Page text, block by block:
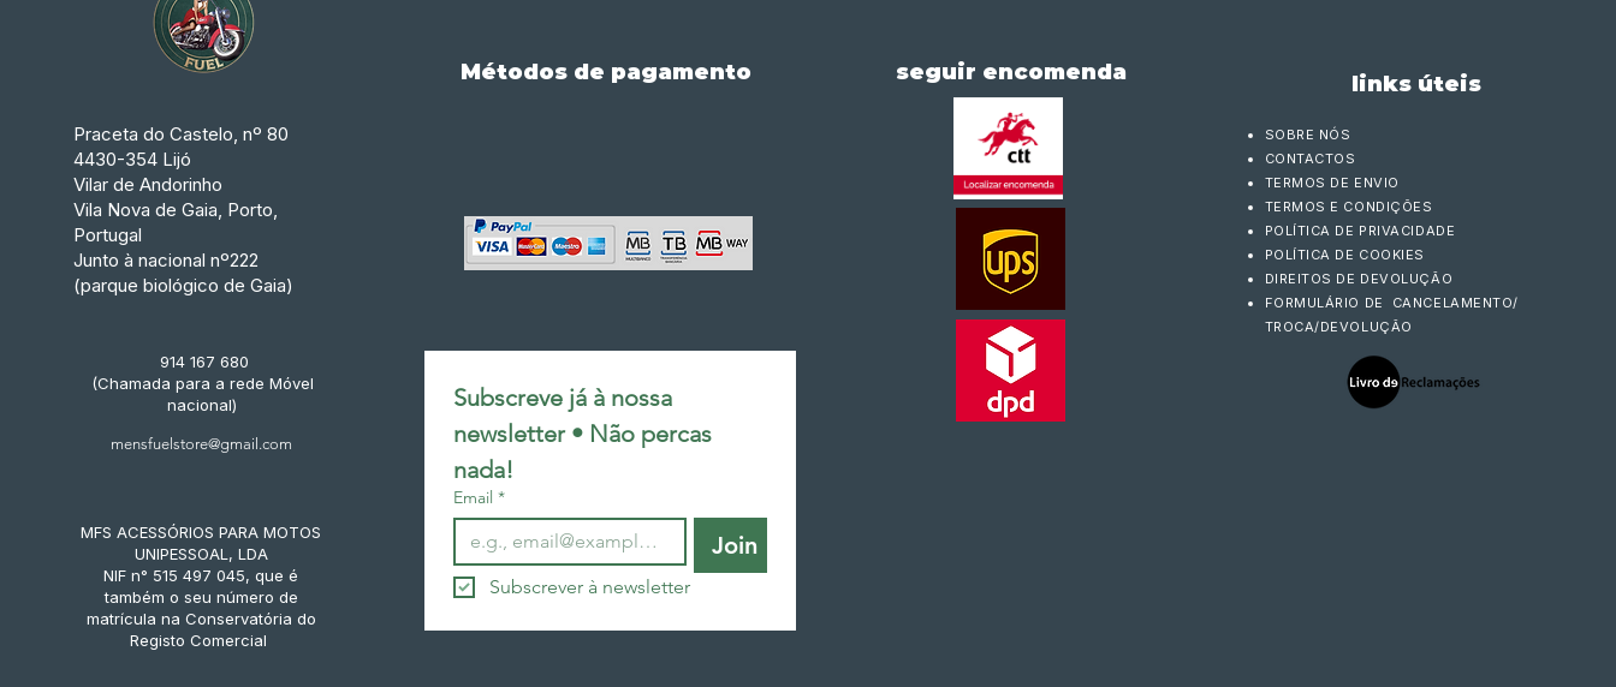
Praceta do Castelo, nº 80
4430-354 Lijó
Vilar de Andorinho
Vila Nova de Gaia, Porto,
Portugal
Junto à nacional nº222
(parque biológico de Gaia)
914 167 680
(Chamada para a rede Móvel
nacional)
mensfuelstore@gmail.com
MFS ACESSÓRIOS PARA MOTOS
UNIPESSOAL, LDA
NIF n° 515 497 045, que é
também o seu número de
matrícula na Conservatória do
Registo Comercial
Métodos de pagamento
Subscreve já à nossa
newsletter • Não percas
nada!
Email *
Join
Subscrever à newsletter
seguir encomenda links úteis
SOBRE NÓS
CONTACTOS
TERMOS DE ENVIO
TERMOS E CONDIÇÕES
POLÍTICA DE PRIVACIDADE
POLÍTICA DE COOKIES
DIREITOS DE DEVOLUÇÃO
FORMULÁRIO DE CANCELAMENTO/
TROCA/DEVOLUÇÃO